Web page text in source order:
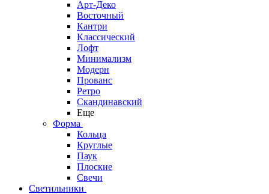
Арт-Деко
Восточный
Кантри
Классический
Лофт
Минимализм
Модерн
Прованс
Ретро
Скандинавский
Еще
Форма
Кольца
Круглые
Паук
Плоские
Свечи
Светильники